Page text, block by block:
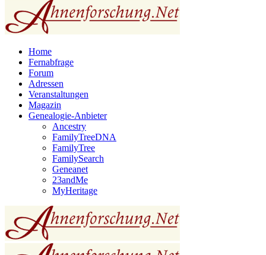
Home
Fernabfrage
Forum
Adressen
Veranstaltungen
Magazin
Genealogie-Anbieter
Ancestry
FamilyTreeDNA
FamilyTree
FamilySearch
Geneanet
23andMe
MyHeritage